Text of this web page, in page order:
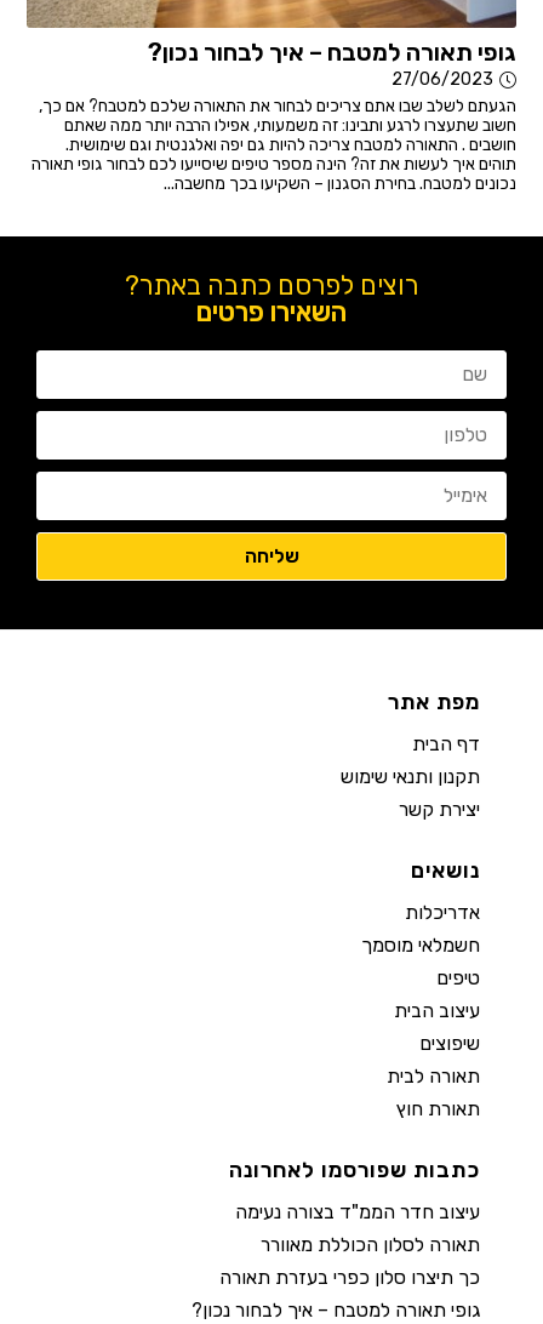
גופי תאורה למטבח – איך לבחור נכון?
27/06/2023
הגעתם לשלב שבו אתם צריכים לבחור את התאורה שלכם למטבח? אם כך,
חשוב שתעצרו לרגע ותבינו: זה משמעותי, אפילו הרבה יותר ממה שאתם
חושבים . התאורה למטבח צריכה להיות גם יפה ואלגנטית וגם שימושית.
תוהים איך לעשות את זה? הינה מספר טיפים שיסייעו לכם לבחור גופי תאורה
נכונים למטבח. בחירת הסגנון – השקיעו בכך מחשבה...
רוצים לפרסם כתבה באתר?
השאירו פרטים
מפת אתר
דף הבית
תקנון ותנאי שימוש
יצירת קשר
נושאים
אדריכלות
חשמלאי מוסמך
טיפים
עיצוב הבית
שיפוצים
תאורה לבית
תאורת חוץ
כתבות שפורסמו לאחרונה
עיצוב חדר הממ"ד בצורה נעימה
תאורה לסלון הכוללת מאוורר
כך תיצרו סלון כפרי בעזרת תאורה
גופי תאורה למטבח – איך לבחור נכון?